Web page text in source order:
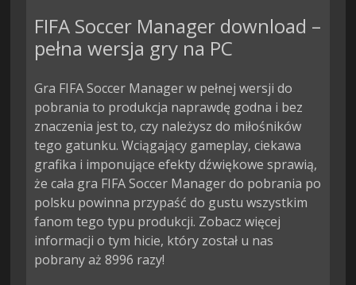
FIFA Soccer Manager download –
pełna wersja gry na PC
Gra FIFA Soccer Manager w pełnej wersji do
pobrania to produkcja naprawdę godna i bez
znaczenia jest to, czy należysz do miłośników
tego gatunku. Wciągający gameplay, ciekawa
grafika i imponujące efekty dźwiękowe sprawią,
że cała gra FIFA Soccer Manager do pobrania po
polsku powinna przypaść do gustu wszystkim
fanom tego typu produkcji. Zobacz więcej
informacji o tym hicie, który został u nas
pobrany aż 8996 razy!